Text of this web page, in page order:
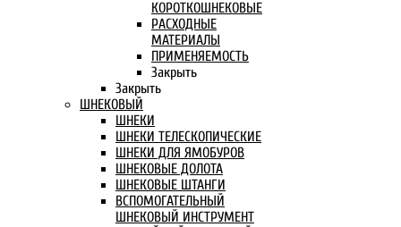
КОРОТКОШНЕКОВЫЕ
РАСХОДНЫЕ
МАТЕРИАЛЫ
ПРИМЕНЯЕМОСТЬ
Закрыть
Закрыть
ШНЕКОВЫЙ
ШНЕКИ
ШНЕКИ ТЕЛЕСКОПИЧЕСКИЕ
ШНЕКИ ДЛЯ ЯМОБУРОВ
ШНЕКОВЫЕ ДОЛОТА
ШНЕКОВЫЕ ШТАНГИ
ВСПОМОГАТЕЛЬНЫЙ
ШНЕКОВЫЙ ИНСТРУМЕНТ